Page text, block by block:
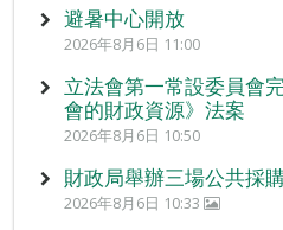
避暑中心開放
2026年8月6日 11:00
立法會第一常設委員會
會的財政資源》法案
2026年8月6日 10:50
財政局舉辦三場公共採
2026年8月6日 10:33